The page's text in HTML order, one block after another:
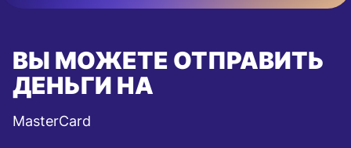
ВЫ МОЖЕТЕ ОТПРАВИТЬ
ДЕНЬГИ НА
MasterCard